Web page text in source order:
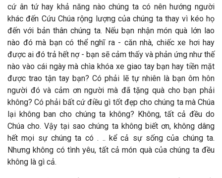
cứ ân tứ hay khả năng nào chúng ta có nên hướng người
khác đến Cứu Chúa rộng lượng của chúng ta thay vì kéo họ
đến với bản thân chúng ta. Nếu bạn nhận món quà lớn lao
nào đó mà bạn có thể nghĩ ra - căn nhà, chiếc xe hơi hay
được ai đó trả hết nợ - bạn sẽ cảm thấy và phản ứng như thế
nào vào cái ngày mà chìa khóa xe giao tay bạn hay tiền mặt
được trao tận tay bạn? Có phải lẽ tự nhiên là bạn ôm hôn
người đó và cảm ơn người mà đã tặng quà cho bạn phải
không? Có phải bất cứ điều gì tốt đẹp cho chúng ta mà Chúa
lại không ban cho chúng ta không? Không, tất cả đều do
Chúa cho. Vậy tại sao chúng ta không biết ơn, không dâng
hết mọi sự chúng ta có . .. kể cả sự sống của chúng ta.
Nhưng không có tình yêu, tất cả món quà của chúng ta đều
không là gì cả.